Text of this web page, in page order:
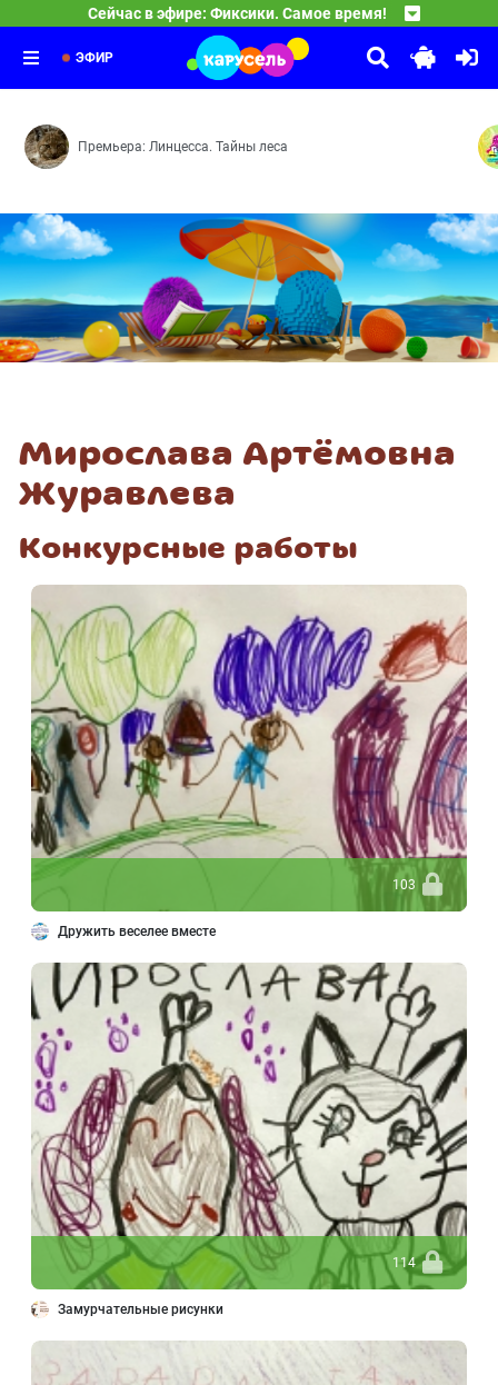
Сейчас в эфире: Фиксики. Самое время!
04:40
Фиксики. Самое время!
Материя — Изобретение — Циолковский — Диван —
ЭФИР
Премьера: Линцесса. Тайны леса
Мирослава Артёмовна
Журавлева
Конкурсные работы
103
Дружить веселее вместе
114
Замурчательные рисунки